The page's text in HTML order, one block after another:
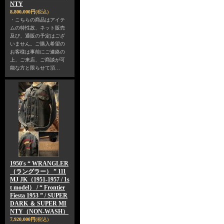
NTY
8,800,000円(税込)
・こちらの商品はアイテ
ムの特性故、ネット販売
及び、通販の予定はござ
いません。ご購入希望の
お客様は事前にご連絡の
上、ご来店、ご商談が可
能な方と限らせて頂…
1950's “ WRANGLER
（ラングラー） ” 111
MJ JK（1951-1957 / 1s
t model） / “ Frontier
Fiesta 1953 ” / SUPER
DARK ＆ SUPER MI
NTY（NON-WASH）
7,920,000円(税込)